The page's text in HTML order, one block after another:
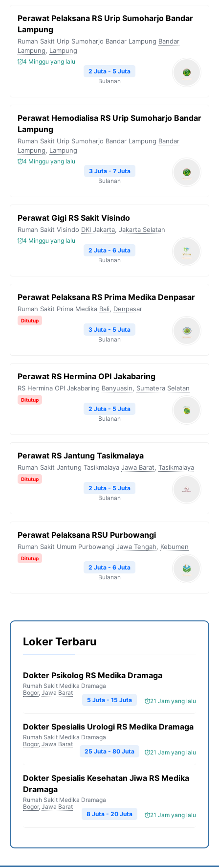
Perawat Pelaksana RS Urip Sumoharjo Bandar
Lampung
Rumah Sakit Urip Sumoharjo Bandar Lampung Bandar
Lampung, Lampung
4 Minggu yang lalu
2 Juta - 5 Juta
Bulanan
Perawat Hemodialisa RS Urip Sumoharjo Bandar
Lampung
Rumah Sakit Urip Sumoharjo Bandar Lampung Bandar
Lampung, Lampung
4 Minggu yang lalu
3 Juta - 7 Juta
Bulanan
Perawat Gigi RS Sakit Visindo
Rumah Sakit Visindo DKI Jakarta, Jakarta Selatan
4 Minggu yang lalu
2 Juta - 6 Juta
Bulanan
Perawat Pelaksana RS Prima Medika Denpasar
Rumah Sakit Prima Medika Bali, Denpasar
Ditutup
3 Juta - 5 Juta
Bulanan
Perawat RS Hermina OPI Jakabaring
RS Hermina OPI Jakabaring Banyuasin, Sumatera Selatan
Ditutup
2 Juta - 5 Juta
Bulanan
Perawat RS Jantung Tasikmalaya
Rumah Sakit Jantung Tasikmalaya Jawa Barat, Tasikmalaya
Ditutup
2 Juta - 5 Juta
Bulanan
Perawat Pelaksana RSU Purbowangi
Rumah Sakit Umum Purbowangi Jawa Tengah, Kebumen
Ditutup
2 Juta - 6 Juta
Bulanan
Loker Terbaru
Dokter Psikolog RS Medika Dramaga
Rumah Sakit Medika Dramaga
Bogor, Jawa Barat
21 Jam yang lalu
5 Juta - 15 Juta
Dokter Spesialis Urologi RS Medika Dramaga
Rumah Sakit Medika Dramaga
Bogor, Jawa Barat
21 Jam yang lalu
25 Juta - 80 Juta
Dokter Spesialis Kesehatan Jiwa RS Medika
Dramaga
Rumah Sakit Medika Dramaga
Bogor, Jawa Barat
21 Jam yang lalu
8 Juta - 20 Juta